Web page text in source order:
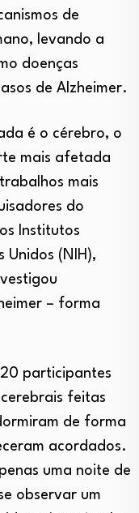
de
levando a
doenças
de Alzheimer.
é o cérebro, o
mais afetada
mais
do
Institutos
Unidos (NIH),
– forma
participantes
feitas
de forma
acordados.
uma noite de
observar um